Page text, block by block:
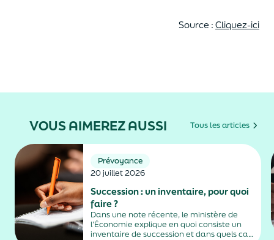
Source : Cliquez-ici
VOUS AIMEREZ AUSSI Tous les articles
Prévoyance
20 juillet 2026
Succession : un inventaire, pour quoi
faire ?
Dans une note récente, le ministère de
l’Économie explique en quoi consiste un
inventaire de succession et dans quels cas